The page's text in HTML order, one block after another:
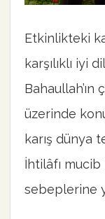
Etkinlikteki
karşılıklı iyi
Bahaullah’ın
üzerinde
karış dünya
İhtilâfı
sebeplerine